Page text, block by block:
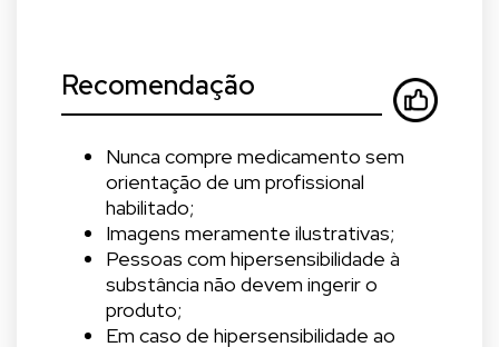
Recomendação
Nunca compre medicamento sem
orientação de um profissional
habilitado;
Imagens meramente ilustrativas;
Pessoas com hipersensibilidade à
substância não devem ingerir o
produto;
Em caso de hipersensibilidade ao